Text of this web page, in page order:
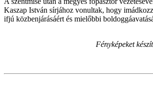
Kaszap István sírjához vonultak, hogy
ifjú közbenjárásáért és mielőbbi
Fényképeket